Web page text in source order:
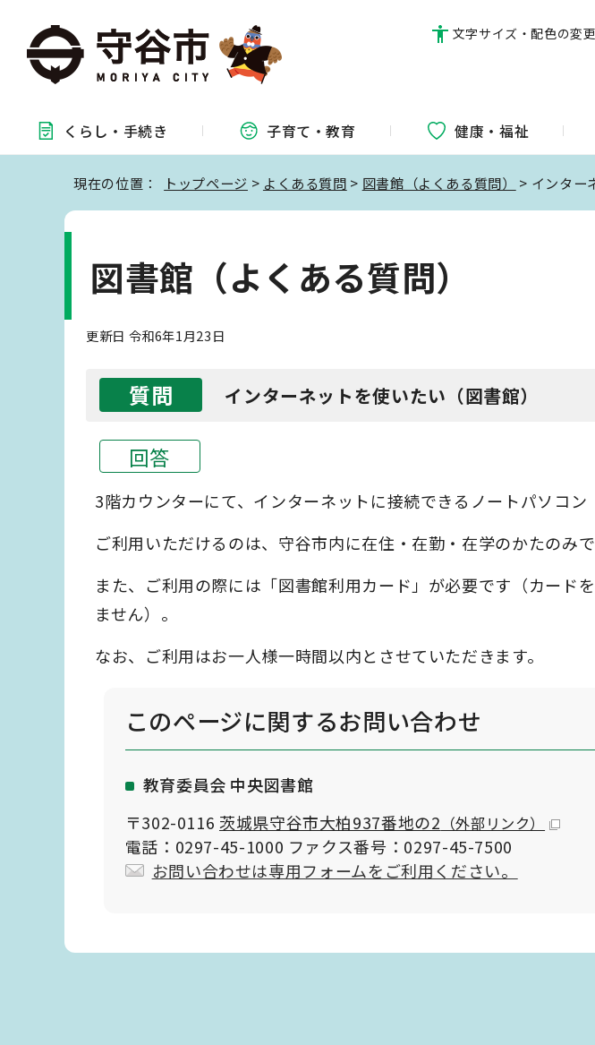
文字サイズ・配色の変更
くらし・ 手続き 子育て・教育 健康・福祉
現在の位置： トップページ > よくある質問 > 図書館（よくある質問） > インター
図書館（よくある質問）
更新日 令和6年1月23日
質問 インターネットを使いたい（図書館）
回答
3階カウンターにて、インターネットに接続できるノートパソコン
ご利用いただけるのは、守谷市内に在住・在勤・在学のかたのみで
また、ご利用の際には「図書館利用カード」が必要です（カード
ません）。
なお、ご利用はお一人様一時間以内とさせていただきます。
このページに関するお問い合わせ
教育委員会 中央図書館
〒302-0116 茨城県守谷市大柏937番地の2 （外部リンク）
電話：0297-45-1000 ファクス番号：0297-45-7500
お問い合わせは専用フォームをご利用ください。